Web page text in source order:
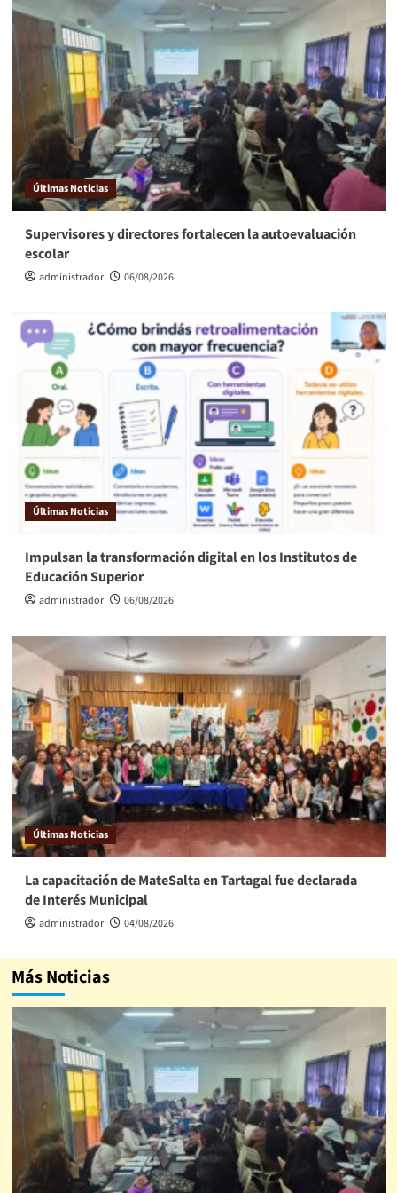
Últimas Noticias
Supervisores y directores fortalecen la autoevaluación
escolar
administrador 06/08/2026
Últimas Noticias
Impulsan la transformación digital en los Institutos de
Educación Superior
administrador 06/08/2026
Últimas Noticias
La capacitación de MateSalta en Tartagal fue declarada
de Interés Municipal
administrador 04/08/2026
Más Noticias